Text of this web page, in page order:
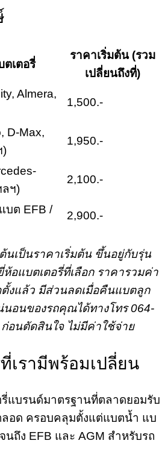
ตเตอรี่
ราคาเริ่มต้น (รวม
เปลี่ยนถึงที่)
Almera,
1,500.-
D-Max,
)
1,950.-
ลฯ)
2,100.-
บต EFB /
2,900.-
นเป็นราคาเริ่มต้น ขึ้นอยู่กับรุ่น
อแบตเตอรี่ที่เลือก ราคารวมค่า
งแล้ว มีส่วนลดเมื่อคืนแบตลูก
นอนของรถคุณได้ทางโทร 064-
อนตัดสินใจ ไม่มีค่าใช้จ่าย
เรามีพร้อมเปลี่ยน
รี่แบรนด์มาตรฐานที่ตลาดยอมรับ
อด ครอบคลุมตั้งแต่แบตน้ำ แบ
นถึง EFB และ AGM สำหรับรถ